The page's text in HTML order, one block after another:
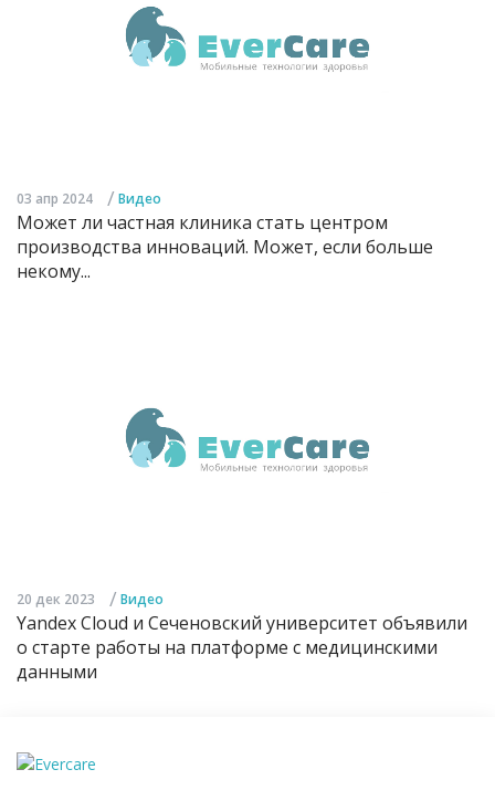
03 апр 2024 / Видео
Может ли частная клиника стать центром
производства инноваций. Может, если больше
некому...
20 дек 2023 / Видео
Yandex Cloud и Сеченовский университет объявили
о старте работы на платформе с медицинскими
данными